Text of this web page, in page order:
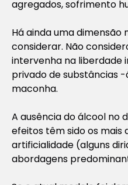
agregados, sofrimento
Há ainda uma
considerar. Não
intervenha na liberdade
privado de substâncias
maconha.
A ausência do álcool no
efeitos têm sido os
artificialidade (alguns
abordagens